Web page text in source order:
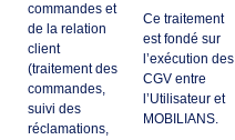
commandes et
de la relation
client
(traitement des
commandes,
suivi des
réclamations,
Ce traitement
est fondé sur
l’exécution des
CGV entre
l’Utilisateur et
MOBILIANS.